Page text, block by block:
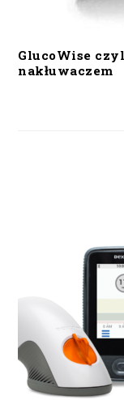
GlucoWise
nakłuwaczem